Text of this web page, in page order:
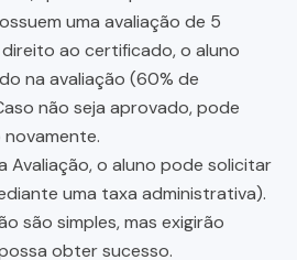
uma avaliação de 5
ao certificado, o aluno
na avaliação (60% de
não seja aprovado, pode
novamente.
Avaliação, o aluno pode solicitar
uma taxa administrativa).
são simples, mas exigirão
obter sucesso.